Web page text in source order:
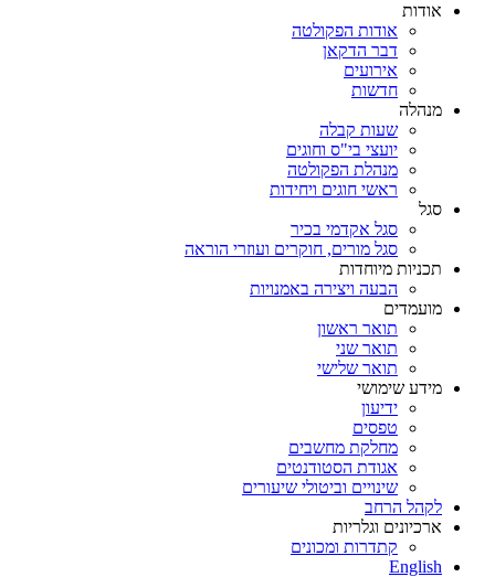
אודות
אודות הפקולטה
דבר הדקאן
אירועים
חדשות
מנהלה
שעות קבלה
יועצי בי"ס וחוגים
מנהלת הפקולטה
ראשי חוגים ויחידות
סגל
סגל אקדמי בכיר
סגל מורים, חוקרים ועוזרי הוראה
תכניות מיוחדות
הבעה ויצירה באמנויות
מועמדים
תואר ראשון
תואר שני
תואר שלישי
מידע שימושי
ידיעון
טפסים
מחלקת מחשבים
אגודת הסטודנטים
שינויים וביטולי שיעורים
לקהל הרחב
ארכיונים וגלריות
קתדרות ומכונים
English